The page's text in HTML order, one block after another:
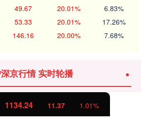
49.67 20.01% 6.83%
53.33 20.01% 17.26%
146.16 20.00% 7.68%
京行情 实时轮播
1134.24 11.37 1.01%